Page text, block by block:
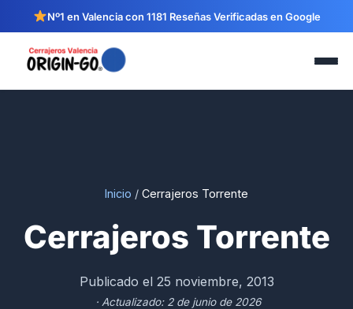
Nº1 en Valencia con 1181 Reseñas Verificadas en Google
Inicio / Cerrajeros Torrente
Cerrajeros Torrente
Publicado el 25 noviembre, 2013
· Actualizado: 2 de junio de 2026